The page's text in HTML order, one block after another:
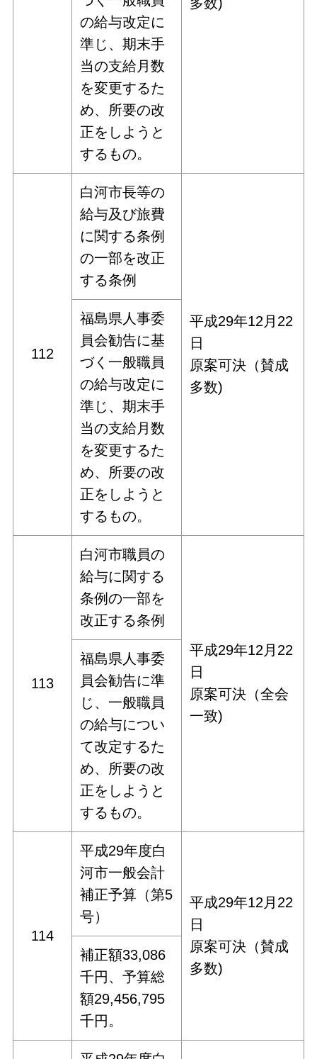
の給与改定に
準じ、期末手
当の支給月数
を変更するた
め、所要の改
正をしようと
するもの。
112
白河市長等の
給与及び旅費
に関する条例
の一部を改正
する条例
平成29年12月22
日
原案可決（賛成
多数)
福島県人事委
員会勧告に基
づく一般職員
の給与改定に
準じ、期末手
当の支給月数
を変更するた
め、所要の改
正をしようと
するもの。
113
白河市職員の
給与に関する
条例の一部を
改正する条例
平成29年12月22
日
原案可決（全会
一致)
福島県人事委
員会勧告に準
じ、一般職員
の給与につい
て改定するた
め、所要の改
正をしようと
するもの。
114
平成29年度白
河市一般会計
補正予算（第5
号）
平成29年12月22
日
原案可決（賛成
多数)
補正額33,086
千円、予算総
額29,456,795
千円。